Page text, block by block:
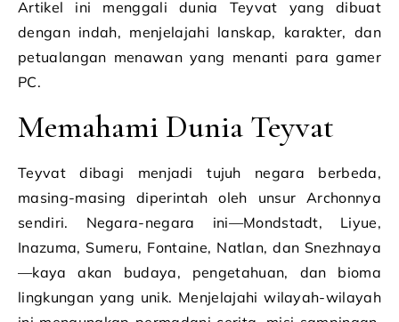
Artikel ini menggali dunia Teyvat yang dibuat
dengan indah, menjelajahi lanskap, karakter, dan
petualangan menawan yang menanti para gamer
PC.
Memahami Dunia Teyvat
Teyvat dibagi menjadi tujuh negara berbeda,
masing-masing diperintah oleh unsur Archonnya
sendiri. Negara-negara ini—Mondstadt, Liyue,
Inazuma, Sumeru, Fontaine, Natlan, dan Snezhnaya
—kaya akan budaya, pengetahuan, dan bioma
lingkungan yang unik. Menjelajahi wilayah-wilayah